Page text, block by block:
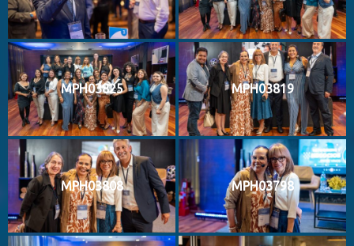
MPH03825 MPH03819
MPH03808 MPH03798